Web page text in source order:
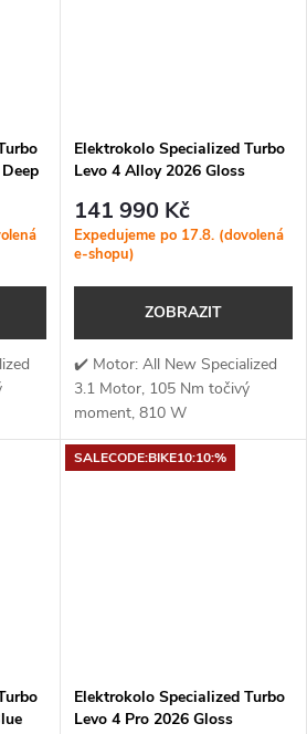
Elektrokolo Specialized Turbo
Levo 4 Alloy 2026 Gloss
141 990 Kč
Expedujeme po 17.8. (dovolená
e-shopu)
ZOBRAZIT
✔️ Motor: All New Specialized
3.1 Motor, 105 Nm točivý
moment, 810 W
výkon✔️ Točivý moment: 105
Nm✔️ Výkon
SALECODE:BIKE10:10:%
Elektrokolo Specialized Turbo
Levo 4 Pro 2026 Gloss